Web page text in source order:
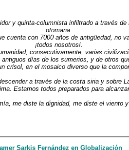
y quinta-columnista infiltrado a través
otomana.
con 7000 años de antigüedad, no
¡todos nosotros!.
consecutivamente, varias
días de los sumerios, y de otros
crisol, en el mosaico diverso que la
a través de la costa siria y
Estamos todos preparados para
me diste la dignidad, me diste el viento